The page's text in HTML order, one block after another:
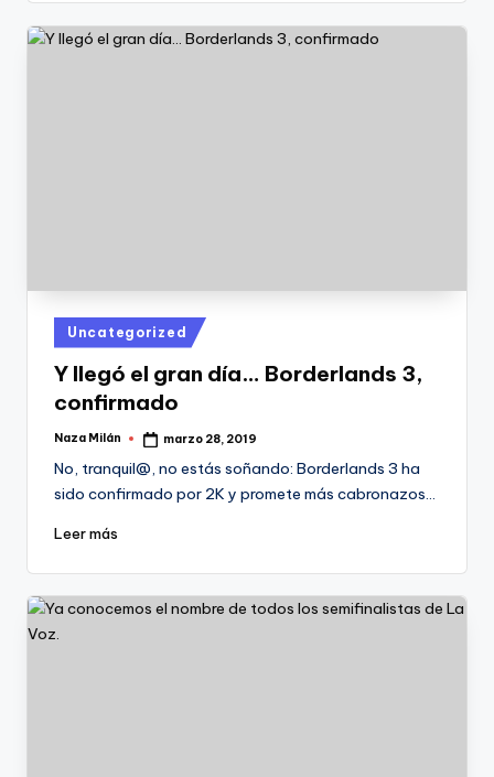
Publicado
en
Uncategorized
Y llegó el gran día… Borderlands 3,
confirmado
Publicado
Naza Milán marzo 28, 2019
No, tranquil@, no estás soñando: Borderlands 3 ha
sido confirmado por 2K y promete más cabronazos…
Leer más